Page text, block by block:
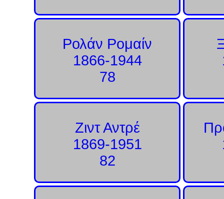
Ρολάν Ρομαίν
1866-1944
78
Ζιντ Αντρέ
1869-1951
82